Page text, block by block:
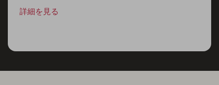
詳細を見る